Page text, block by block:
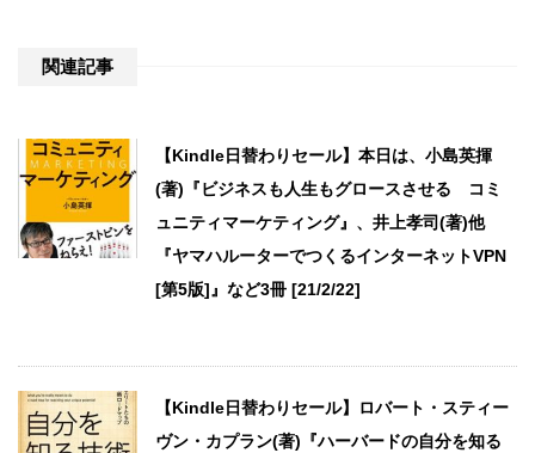
関連記事
【Kindle日替わりセール】本日は、小島英揮
(著)『ビジネスも人生もグロースさせる コミ
ュニティマーケティング』、井上孝司(著)他
『ヤマハルーターでつくるインターネットVPN
[第5版]』など3冊 [21/2/22]
【Kindle日替わりセール】ロバート・スティー
ヴン・カプラン(著)『ハーバードの自分を知る